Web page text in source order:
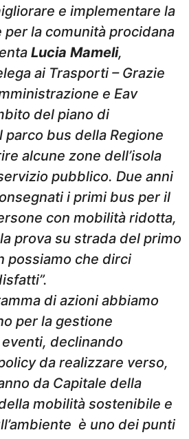
e implementare la
la comunità procidana
Lucia Mameli,
ai Trasporti – Grazie
e Eav
del piano di
bus della Regione
alcune zone dell’isola
pubblico. Due anni
i primi bus per il
con mobilità ridotta,
prova su strada del primo
possiamo che dirci
di azioni abbiamo
per la gestione
declinando
da realizzare verso,
da Capitale della
mobilità sostenibile e
è uno dei punti